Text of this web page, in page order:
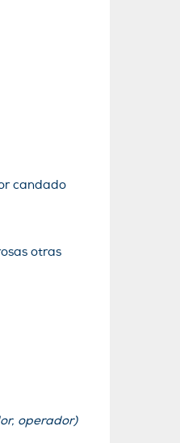
candado
otras
operador)